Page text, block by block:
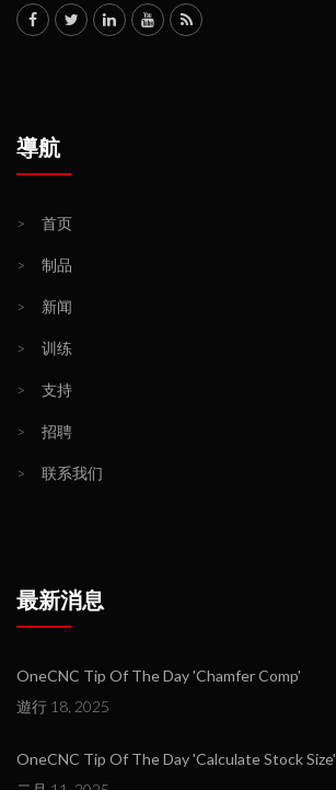
導航
> 首页
> 制品
> 新闻
> 训练
> 支持
> 招聘
> 联系我们
最新消息
OneCNC Tip Of The Day 'Chamfer Comp'
遊行 18, 2025
OneCNC Tip Of The Day 'Calculate Stock Size'